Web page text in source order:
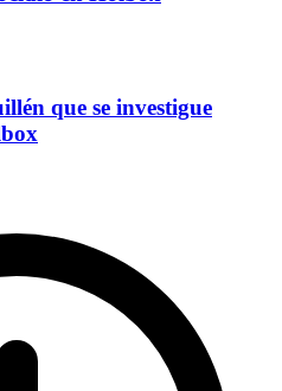
que se investigue